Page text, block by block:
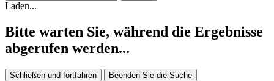
Laden...
Bitte warten Sie, während die Ergebnisse
abgerufen werden...
Schließen und fortfahren Beenden Sie die Suche